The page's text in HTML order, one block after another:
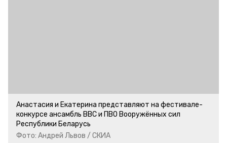
Анастасия и Екатерина представляют на фестивале-
конкурсе ансамбль ВВС и ПВО Вооружённых сил
Республики Беларусь
Фото: Андрей Львов / СКИА